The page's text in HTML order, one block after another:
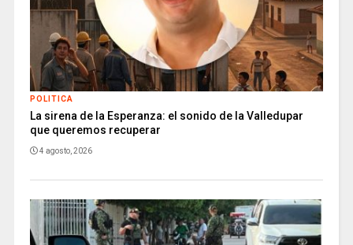
POLITICA
La sirena de la Esperanza: el sonido de la Valledupar
que queremos recuperar
4 agosto, 2026